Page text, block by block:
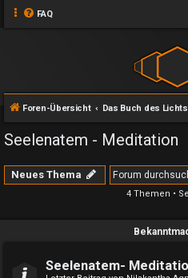
FAQ
Foren-Übersicht
Seelenatem - Meditation
Neues Thema
4 Themen •
Seelenatem-